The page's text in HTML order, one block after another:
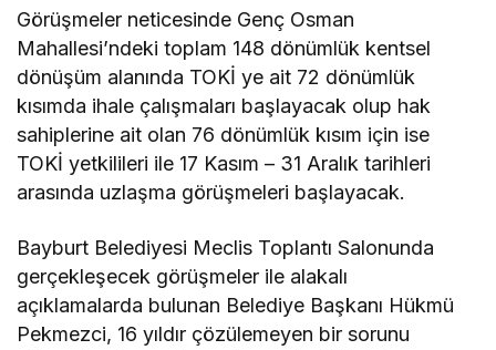
Görüşmeler neticesinde Genç Osman
Mahallesi’ndeki toplam 148 dönümlük kentsel
dönüşüm alanında TOKİ ye ait 72 dönümlük
kısımda ihale çalışmaları başlayacak olup hak
sahiplerine ait olan 76 dönümlük kısım için ise
TOKİ yetkilileri ile 17 Kasım – 31 Aralık tarihleri
arasında uzlaşma görüşmeleri başlayacak.
Bayburt Belediyesi Meclis Toplantı Salonunda
gerçekleşecek görüşmeler ile alakalı
açıklamalarda bulunan Belediye Başkanı Hükmü
Pekmezci, 16 yıldır çözülemeyen bir sorunu